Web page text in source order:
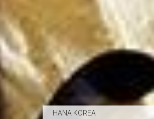
HANA KOREA